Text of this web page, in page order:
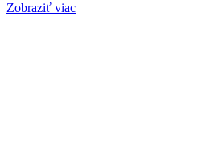
Zobraziť viac